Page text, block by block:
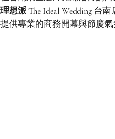
理想派 The Ideal Wedding 台南
提供專業的商務開幕與節慶氣